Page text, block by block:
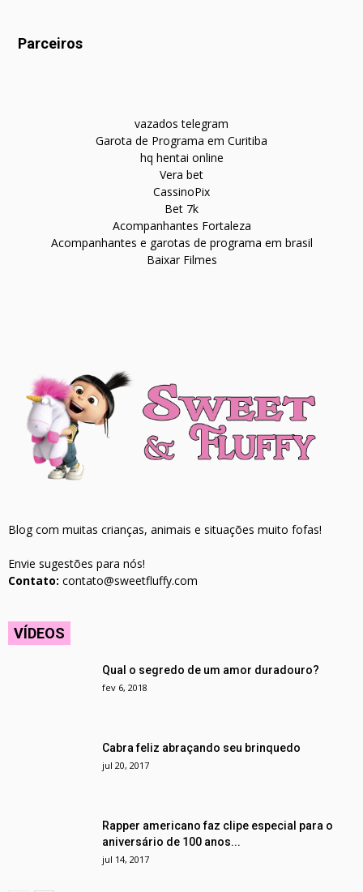
Parceiros
vazados telegram
Garota de Programa em Curitiba
hq hentai online
Vera bet
CassinoPix
Bet 7k
Acompanhantes Fortaleza
Acompanhantes e garotas de programa em brasil
Baixar Filmes
Blog com muitas crianças, animais e situações muito fofas!
Envie sugestões para nós!
Contato: contato@sweetfluffy.com
VÍDEOS
Qual o segredo de um amor duradouro?
fev 6, 2018
Cabra feliz abraçando seu brinquedo
jul 20, 2017
Rapper americano faz clipe especial para o
aniversário de 100 anos...
jul 14, 2017